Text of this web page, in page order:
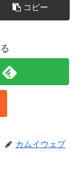
コピー
カムイウェブ